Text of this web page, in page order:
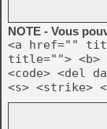
NOTE - Vous
<a href=""
title=""> <b>
<code> <del
<s> <strike>